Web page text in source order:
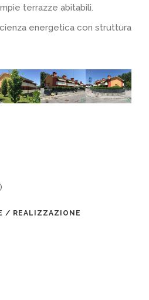
terrazze abitabili.
energetica con struttura
/ REALIZZAZIONE